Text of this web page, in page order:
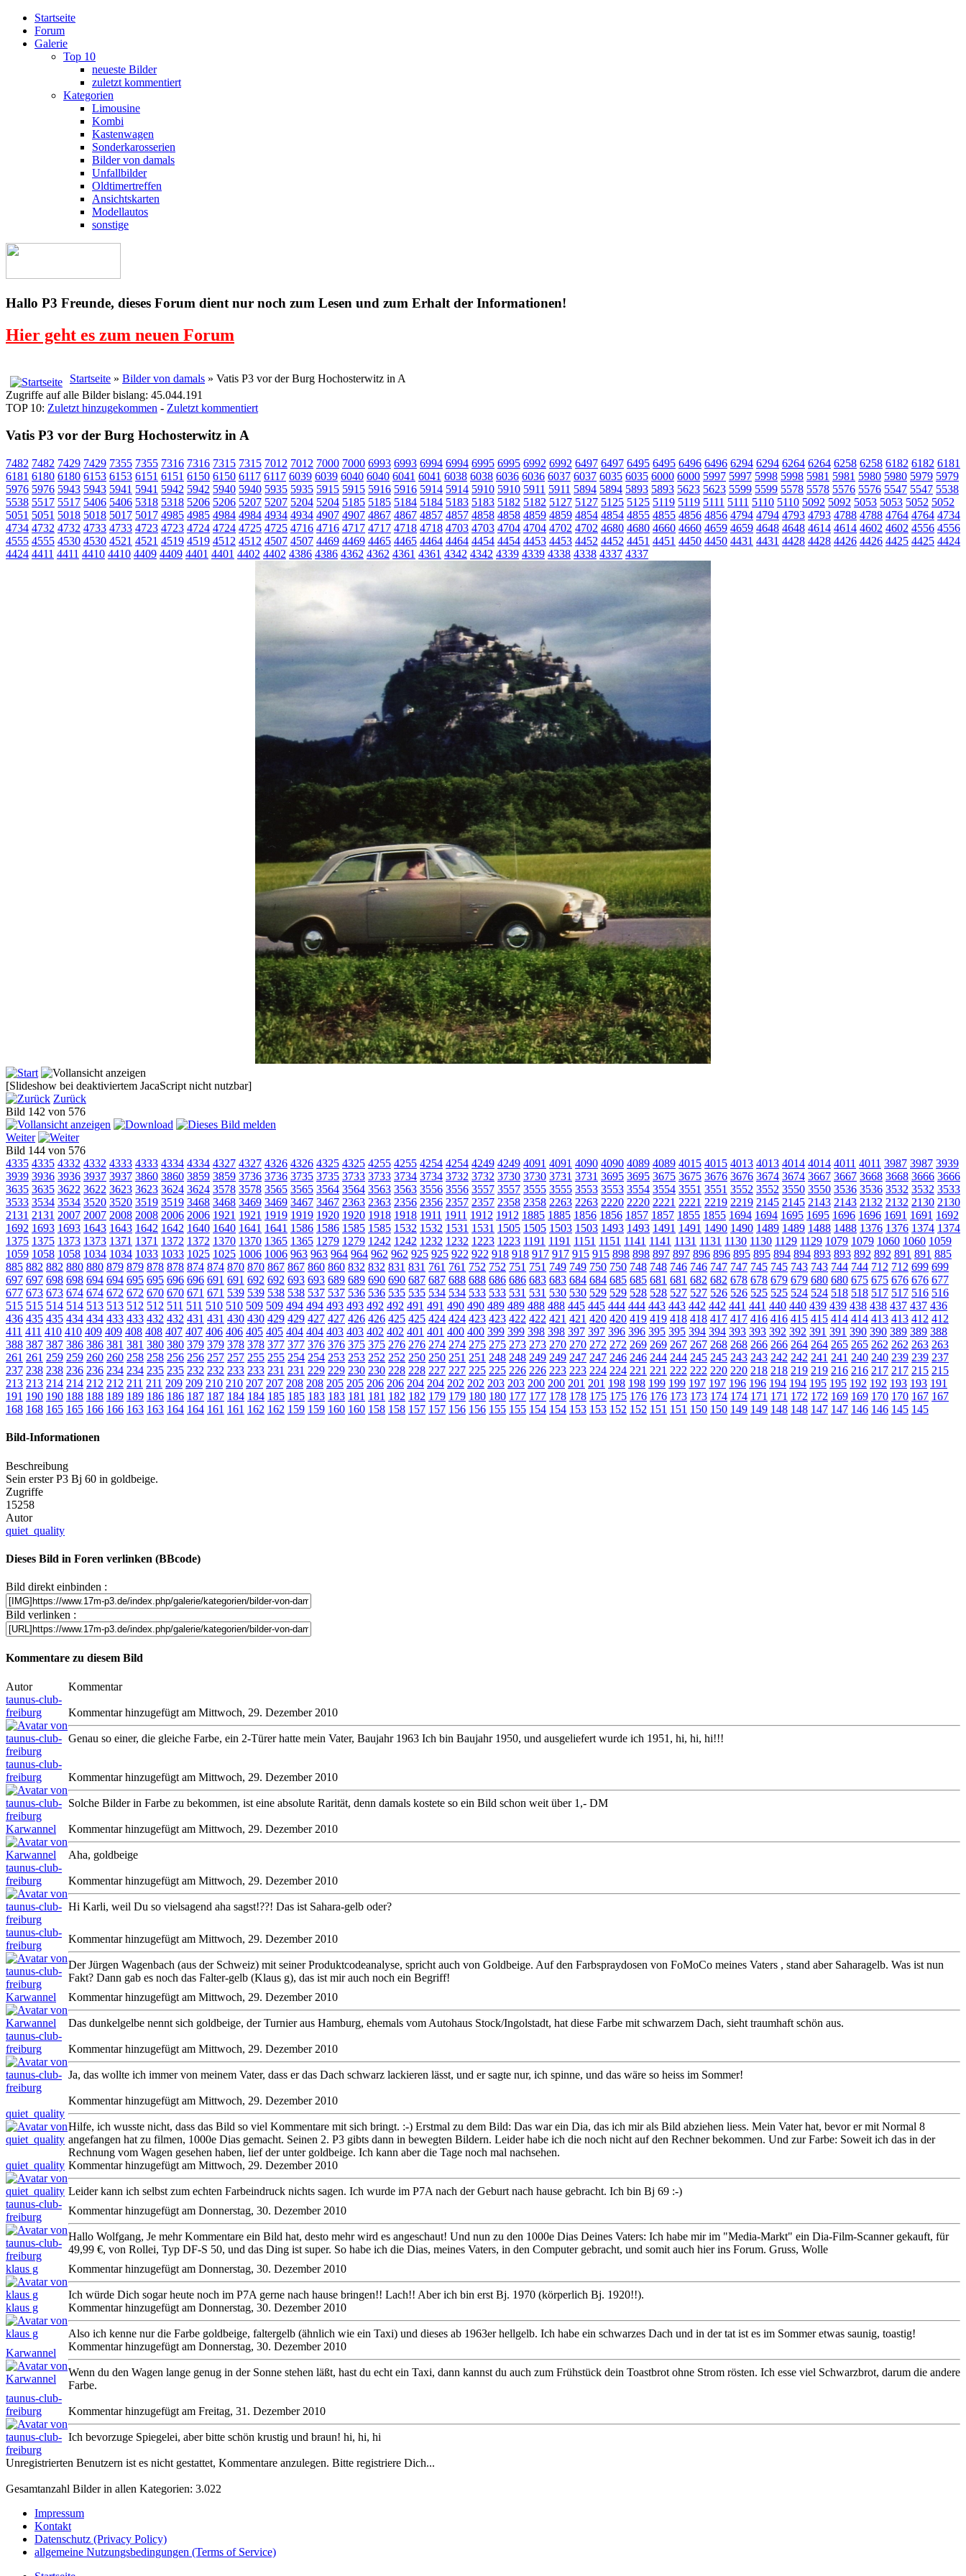
Startseite
Forum
Galerie
Top 10
neueste Bilder
zuletzt kommentiert
Kategorien
Limousine
Kombi
Kastenwagen
Sonderkarosserien
Bilder von damals
Unfallbilder
Oldtimertreffen
Ansichtskarten
Modellautos
sonstige
Hallo P3 Freunde, dieses Forum dient nur noch zum Lesen und zum Erhalt der Informationen!
Hier geht es zum neuen Forum
Startseite » Bilder von damals » Vatis P3 vor der Burg Hochosterwitz in A
Zugriffe auf alle Bilder bislang: 45.044.191
TOP 10: Zuletzt hinzugekommen - Zuletzt kommentiert
Vatis P3 vor der Burg Hochosterwitz in A
7482 7482 7429 7429 7355 7355 7316 7316 7315 7315 7012 7012 7000 7000 6993 6993 6994 6994 6995 6995 6992 6992 6497 6497 6495 6495 6496 6496 6294 6294 6264 6264 6258 6258 6182 6182 6181
6181 6180 6180 6153 6153 6151 6151 6150 6150 6117 6117 6039 6039 6040 6040 6041 6041 6038 6038 6036 6036 6037 6037 6035 6035 6000 6000 5997 5997 5998 5998 5981 5981 5980 5980 5979 5979
5976 5976 5943 5943 5941 5941 5942 5942 5940 5940 5935 5935 5915 5915 5916 5916 5914 5914 5910 5910 5911 5911 5894 5894 5893 5893 5623 5623 5599 5599 5578 5578 5576 5576 5547 5547 5538
5538 5517 5517 5406 5406 5318 5318 5206 5206 5207 5207 5204 5204 5185 5185 5184 5184 5183 5183 5182 5182 5127 5127 5125 5125 5119 5119 5111 5111 5110 5110 5092 5092 5053 5053 5052 5052
5051 5051 5018 5018 5017 5017 4985 4985 4984 4984 4934 4934 4907 4907 4867 4867 4857 4857 4858 4858 4859 4859 4854 4854 4855 4855 4856 4856 4794 4794 4793 4793 4788 4788 4764 4764 4734
4734 4732 4732 4733 4733 4723 4723 4724 4724 4725 4725 4716 4716 4717 4717 4718 4718 4703 4703 4704 4704 4702 4702 4680 4680 4660 4660 4659 4659 4648 4648 4614 4614 4602 4602 4556 4556
4555 4555 4530 4530 4521 4521 4519 4519 4512 4512 4507 4507 4469 4469 4465 4465 4464 4464 4454 4454 4453 4453 4452 4452 4451 4451 4450 4450 4431 4431 4428 4428 4426 4426 4425 4425 4424
4424 4411 4411 4410 4410 4409 4409 4401 4401 4402 4402 4386 4386 4362 4362 4361 4361 4342 4342 4339 4339 4338 4338 4337 4337
[Slideshow bei deaktiviertem JacaScript nicht nutzbar]
Zurück
Bild 142 von 576
Weiter
Bild 144 von 576
4335 4335 4332 4332 4333 4333 4334 4334 4327 4327 4326 4326 4325 4325 4255 4255 4254 4254 4249 4249 4091 4091 4090 4090 4089 4089 4015 4015 4013 4013 4014 4014 4011 4011 3987 3987 3939
3939 3936 3936 3937 3937 3860 3860 3859 3859 3736 3736 3735 3735 3733 3733 3734 3734 3732 3732 3730 3730 3731 3731 3695 3695 3675 3675 3676 3676 3674 3674 3667 3667 3668 3668 3666 3666
3635 3635 3622 3622 3623 3623 3624 3624 3578 3578 3565 3565 3564 3564 3563 3563 3556 3556 3557 3557 3555 3555 3553 3553 3554 3554 3551 3551 3552 3552 3550 3550 3536 3536 3532 3532 3533
3533 3534 3534 3520 3520 3519 3519 3468 3468 3469 3469 3467 3467 2363 2363 2356 2356 2357 2357 2358 2358 2263 2263 2220 2220 2221 2221 2219 2219 2145 2145 2143 2143 2132 2132 2130 2130
2131 2131 2007 2007 2008 2008 2006 2006 1921 1921 1919 1919 1920 1920 1918 1918 1911 1911 1912 1912 1885 1885 1856 1856 1857 1857 1855 1855 1694 1694 1695 1695 1696 1696 1691 1691 1692
1692 1693 1693 1643 1643 1642 1642 1640 1640 1641 1641 1586 1586 1585 1585 1532 1532 1531 1531 1505 1505 1503 1503 1493 1493 1491 1491 1490 1490 1489 1489 1488 1488 1376 1376 1374 1374
1375 1375 1373 1373 1371 1371 1372 1372 1370 1370 1365 1365 1279 1279 1242 1242 1232 1232 1223 1223 1191 1191 1151 1151 1141 1141 1131 1131 1130 1130 1129 1129 1079 1079 1060 1060 1059
1059 1058 1058 1034 1034 1033 1033 1025 1025 1006 1006 963 963 964 964 962 962 925 925 922 922 918 918 917 917 915 915 898 898 897 897 896 896 895 895 894 894 893 893 892 892 891 891 885
885 882 882 880 880 879 879 878 878 874 874 870 870 867 867 860 860 832 832 831 831 761 761 752 752 751 751 749 749 750 750 748 748 746 746 747 747 745 745 743 743 744 744 712 712 699 699
697 697 698 698 694 694 695 695 696 696 691 691 692 692 693 693 689 689 690 690 687 687 688 688 686 686 683 683 684 684 685 685 681 681 682 682 678 678 679 679 680 680 675 675 676 676 677
677 673 673 674 674 672 672 670 670 671 671 539 539 538 538 537 537 536 536 535 535 534 534 533 533 531 531 530 530 529 529 528 528 527 527 526 526 525 525 524 524 518 518 517 517 516 516
515 515 514 514 513 513 512 512 511 511 510 510 509 509 494 494 493 493 492 492 491 491 490 490 489 489 488 488 445 445 444 444 443 443 442 442 441 441 440 440 439 439 438 438 437 437 436
436 435 435 434 434 433 433 432 432 431 431 430 430 429 429 427 427 426 426 425 425 424 424 423 423 422 422 421 421 420 420 419 419 418 418 417 417 416 416 415 415 414 414 413 413 412 412
411 411 410 410 409 409 408 408 407 407 406 406 405 405 404 404 403 403 402 402 401 401 400 400 399 399 398 398 397 397 396 396 395 395 394 394 393 393 392 392 391 391 390 390 389 389 388
388 387 387 386 386 381 381 380 380 379 379 378 378 377 377 376 376 375 375 276 276 274 274 275 275 273 273 270 270 272 272 269 269 267 267 268 268 266 266 264 264 265 265 262 262 263 263
261 261 259 259 260 260 258 258 256 256 257 257 255 255 254 254 253 253 252 252 250 250 251 251 248 248 249 249 247 247 246 246 244 244 245 245 243 243 242 242 241 241 240 240 239 239 237
237 238 238 236 236 234 234 235 235 232 232 233 233 231 231 229 229 230 230 228 228 227 227 225 225 226 226 223 223 224 224 221 221 222 222 220 220 218 218 219 219 216 216 217 217 215 215
213 213 214 214 212 212 211 211 209 209 210 210 207 207 208 208 205 205 206 206 204 204 202 202 203 203 200 200 201 201 198 198 199 199 197 197 196 196 194 194 195 195 192 192 193 193 191
191 190 190 188 188 189 189 186 186 187 187 184 184 185 185 183 183 181 181 182 182 179 179 180 180 177 177 178 178 175 175 176 176 173 173 174 174 171 171 172 172 169 169 170 170 167 167
168 168 165 165 166 166 163 163 164 164 161 161 162 162 159 159 160 160 158 158 157 157 156 156 155 155 154 154 153 153 152 152 151 151 150 150 149 149 148 148 147 147 146 146 145 145
Bild-Informationen
Beschreibung
Sein erster P3 Bj 60 in goldbeige.
Zugriffe
15258
Autor
quiet_quality
Dieses Bild in Foren verlinken (BBcode)
Bild direkt einbinden :
Bild verlinken :
Kommentare zu diesem Bild
Autor
Kommentar
taunus-club-
freiburg
Kommentar hinzugefügt am Mittwoch, 29. Dezember 2010
Genau so einer, die gleiche Farbe, ein 2-Türer hatte mein Vater, Baujahr 1963 Ich bin Baujahr 1950, und ausgeliefert wurde ich 1951, hi, hi, hi!!!
taunus-club-
freiburg
Kommentar hinzugefügt am Mittwoch, 29. Dezember 2010
Solche Bilder in Farbe zu bekommen, ist eine absolute Rarität, denn damals kostete so ein Bild schon weit über 1,- DM
Karwannel Kommentar hinzugefügt am Mittwoch, 29. Dezember 2010
Aha, goldbeige
taunus-club-
freiburg
Kommentar hinzugefügt am Mittwoch, 29. Dezember 2010
Hi Karli, weil Du so vielsagend aha sagst!??! Das ist Sahara-gelb oder?
taunus-club-
freiburg
Kommentar hinzugefügt am Mittwoch, 29. Dezember 2010
Der Jürgen Wagenbach (aus der Schweiz) mit seiner Produktcodeanalyse, spricht auch von Goldbeige. Auf den Farbspraydosen von FoMoCo meines Vaters , stand aber Saharagelb. Was ist nun
Fakt? Dann gab es noch das Falter-gelb (Klaus g), das ist mir auch noch ein Begriff!
Karwannel
Kommentar hinzugefügt am Mittwoch, 29. Dezember 2010
Das dunkelgelbe nennt sich goldbeige, der Turnier aus Hamburg, ehemals vom Autohaus Stock/Ingolstadt, hat diese Farbe mit schwarzem Dach, sieht traumhaft schön aus.
taunus-club-
freiburg
Kommentar hinzugefügt am Mittwoch, 29. Dezember 2010
Ja, das wollte ich immer von meinem Vater, dass er das Dach schwarz lackieren lässt, und er sagte nur, ich spinne, und das wäre so heiss im Sommer!
quiet_quality
Kommentar hinzugefügt am Mittwoch, 29. Dezember 2010
Hilfe, ich wusste nicht, dass das Bild so viel Kommentare mit sich bringt. :-) Erstmal zu dem Bild: Das war ein Dia, das ich mir als Bild abziehen liess. Mein Vater hat, bevor er mit Normal 8
angefangen hat zu filmen, 1000e Dias gemacht. Seinen 2. P3 gibts dann in bewegten Bildern. Leider habe ich die noch nicht auf den Rechner bekommen. Und zur Farbe: Soweit ich das in der
Rechnung vom Wagen gesehen haben, lief der unter goldbeige. Ich kann aber die Tage noch mal nachsehen.
quiet_quality Kommentar hinzugefügt am Mittwoch, 29. Dezember 2010
Leider kann ich selbst zum echten Farbeindruck nichts sagen. Ich wurde im P7A nach der Geburt nach hause gebracht. Ich bin Bj 69 :-)
taunus-club-
freiburg
Kommentar hinzugefügt am Donnerstag, 30. Dezember 2010
Hallo Wolfgang, Je mehr Kommentare ein Bild hat, desto mehr wird es angeschaut! Und nun zu den 1000e Dias Deines Vaters: Ich habe mir im "Media-Markt" ein Dia-Film-Scanner gekauft, für
49,99 €, von Rollei, Typ DF-S 50, und das Ding ist super. So habe ich die Dias, meines Vaters, in den Computer gebracht, und somit auch hier ins Forum. Gruss, Wolle
klaus g
Kommentar hinzugefügt am Donnerstag, 30. Dezember 2010
Ich würde Dich sogar heute noch im P7A gerne nach hause bringen!! Lach!! Aber ich bin erst Bj. 1970 (körperlich Bj. 1920!!).
klaus g
Kommentar hinzugefügt am Donnerstag, 30. Dezember 2010
Also ich kenne nur die Farbe goldbeige, faltergelb (ähnlich wie ein Taxi) und dieses ab 1963er hellgelb. Ich habe ein schwarzes Dach und in der tat ist es im Sommer etwas saunig, toastig!
Karwannel
Kommentar hinzugefügt am Donnerstag, 30. Dezember 2010
Wenn du den Wagen lange genug in der Sonne stehen läßt, hast du echt ein Taxi, dann kannst du auch zum Frühstück dein Toastbrot ohne Strom rösten. Ich esse viel Schwarzbrot, darum die andere
Farbe.
taunus-club-
freiburg
Kommentar hinzugefügt am Freitag, 31. Dezember 2010
Ich bevorzuge Spiegelei, aber bitte schön krustig und braun! hi, hi, hi
Unregistrierten Benutzern ist es nicht gestattet, Kommentare anzulegen. Bitte registriere Dich...
Gesamtanzahl Bilder in allen Kategorien: 3.022
Impressum
Kontakt
Datenschutz (Privacy Policy)
allgemeine Nutzungsbedingungen (Terms of Service)